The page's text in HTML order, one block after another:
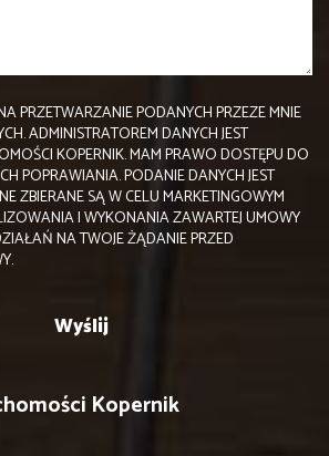
PRZETWARZANIE PODANYCH PRZEZE MNIE
ADMINISTRATOREM DANYCH JEST
KOPERNIK. MAM PRAWO DOSTĘPU DO
POPRAWIANIA. PODANIE DANYCH JEST
ZBIERANE SĄ W CELU MARKETINGOWYM
I WYKONANIA ZAWARTEJ UMOWY
NA TWOJE ŻĄDANIE PRZED
Kopernik